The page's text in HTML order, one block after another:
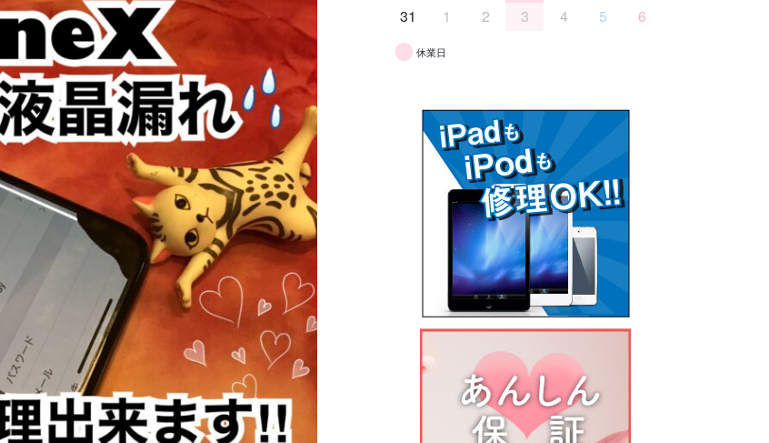
31
1 2 3 4 5 6
休業日